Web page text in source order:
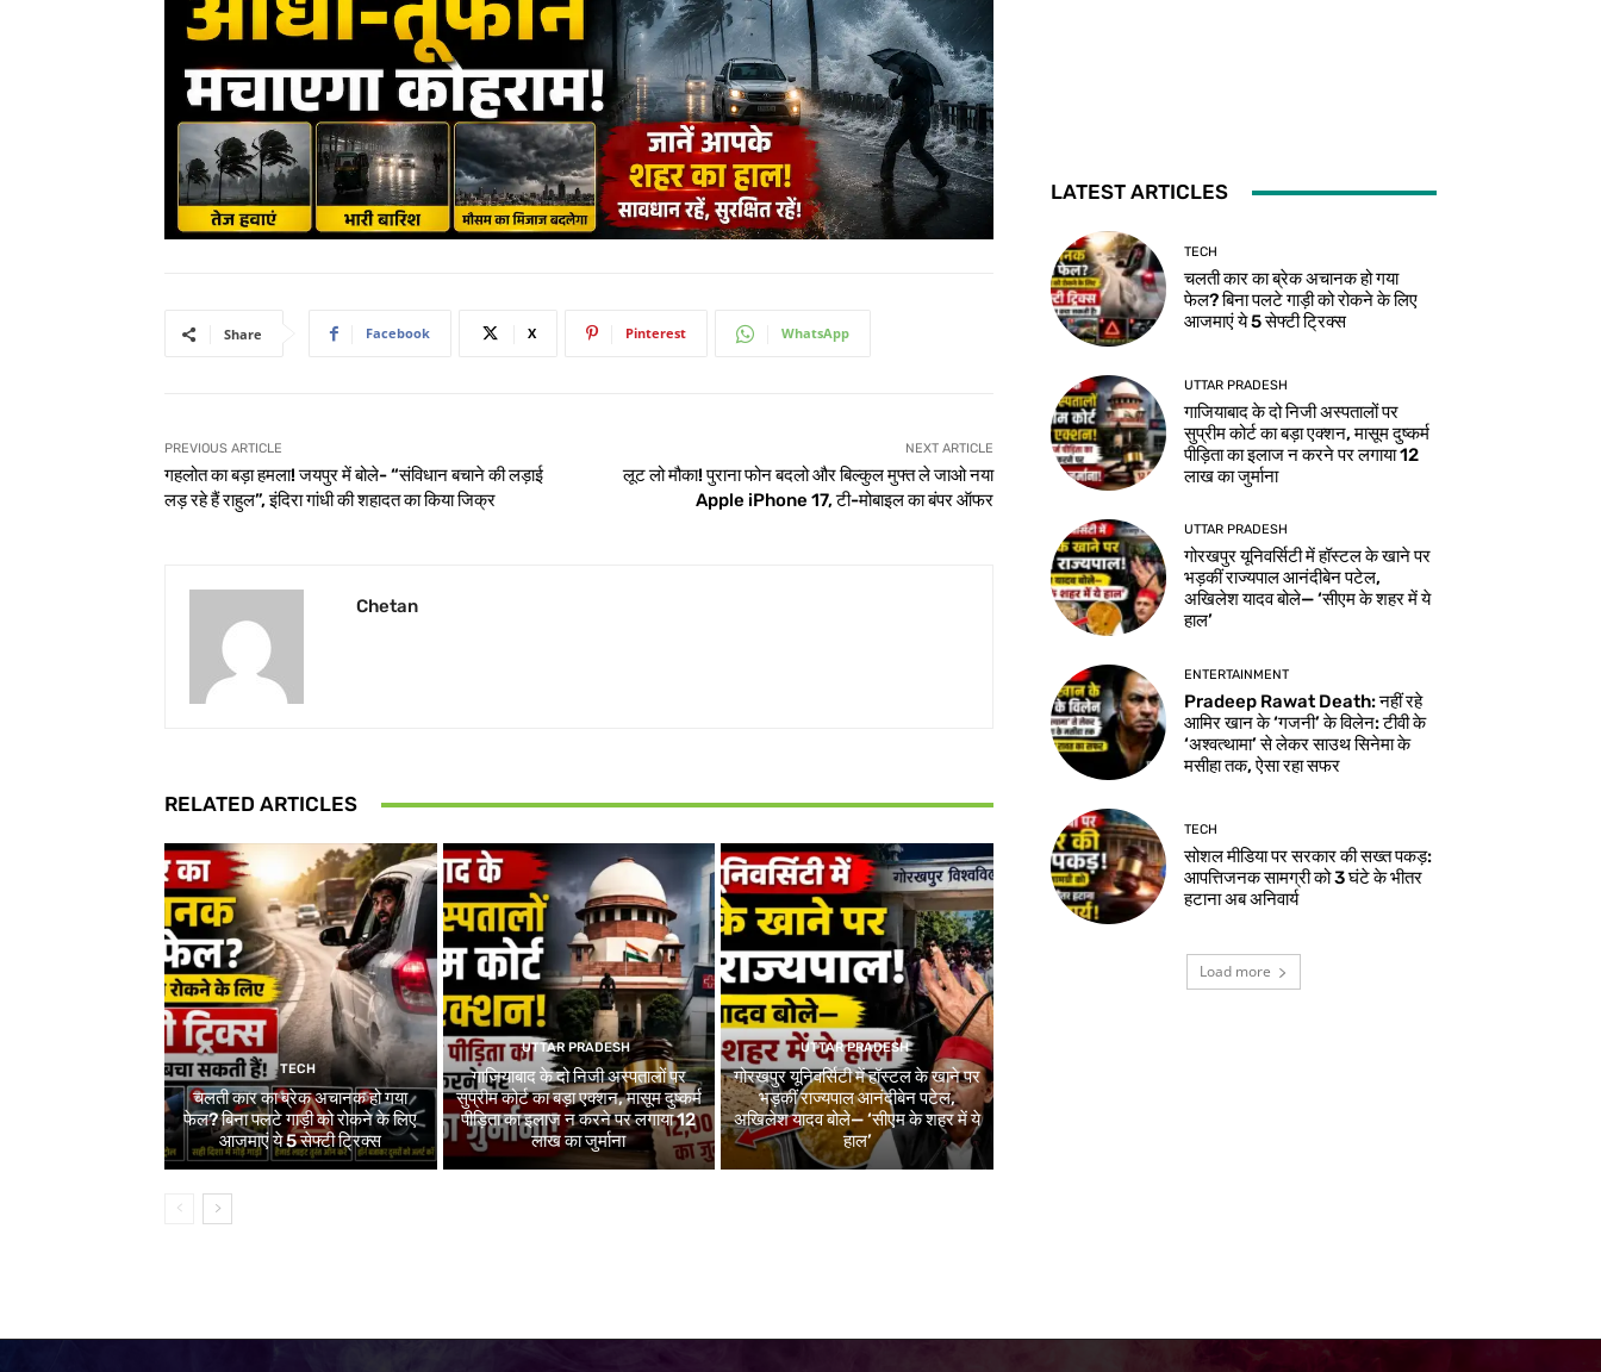
Share Facebook X Pinterest WhatsApp
PREVIOUS ARTICLE
गहलोत का बड़ा हमला! जयपुर में बोले- “संविधान बचाने की लड़ाई
लड़ रहे हैं राहुल”, इंदिरा गांधी की शहादत का किया जिक्र
NEXT ARTICLE
लूट लो मौका! पुराना फोन बदलो और बिल्कुल मुफ्त ले जाओ नया
Apple iPhone 17, टी-मोबाइल का बंपर ऑफर
Chetan
RELATED ARTICLES
TECH
चलती कार का ब्रेक अचानक हो गया
फेल? बिना पलटे गाड़ी को रोकने के लिए
आजमाएं ये 5 सेफ्टी ट्रिक्स
UTTAR PRADESH
गाजियाबाद के दो निजी अस्पतालों पर
सुप्रीम कोर्ट का बड़ा एक्शन, मासूम दुष्कर्म
पीड़िता का इलाज न करने पर लगाया 12
लाख का जुर्माना
UTTAR PRADESH
गोरखपुर यूनिवर्सिटी में हॉस्टल के खाने पर
भड़कीं राज्यपाल आनंदीबेन पटेल,
अखिलेश यादव बोले— ‘सीएम के शहर में ये
हाल’
LATEST ARTICLES
TECH
चलती कार का ब्रेक अचानक हो गया
फेल? बिना पलटे गाड़ी को रोकने के लिए
आजमाएं ये 5 सेफ्टी ट्रिक्स
UTTAR PRADESH
गाजियाबाद के दो निजी अस्पतालों पर
सुप्रीम कोर्ट का बड़ा एक्शन, मासूम दुष्कर्म
पीड़िता का इलाज न करने पर लगाया 12
लाख का जुर्माना
UTTAR PRADESH
गोरखपुर यूनिवर्सिटी में हॉस्टल के खाने पर
भड़कीं राज्यपाल आनंदीबेन पटेल,
अखिलेश यादव बोले— ‘सीएम के शहर में ये
हाल’
ENTERTAINMENT
Pradeep Rawat Death: नहीं रहे
आमिर खान के ‘गजनी’ के विलेन: टीवी के
‘अश्वत्थामा’ से लेकर साउथ सिनेमा के
मसीहा तक, ऐसा रहा सफर
TECH
सोशल मीडिया पर सरकार की सख्त पकड़:
आपत्तिजनक सामग्री को 3 घंटे के भीतर
हटाना अब अनिवार्य
Load more